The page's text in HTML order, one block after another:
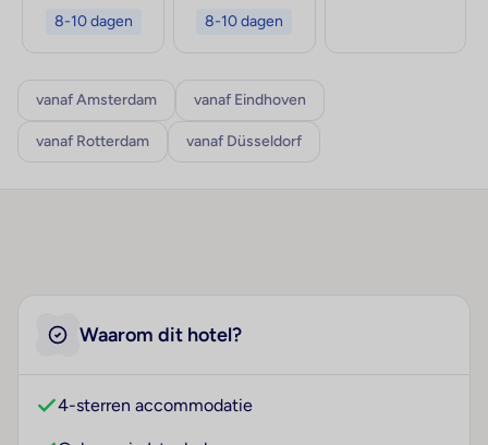
8-10 dagen 8-10 dagen
vanaf Amsterdam vanaf Eindhoven
vanaf Rotterdam vanaf Düsseldorf
Waarom dit hotel?
4-sterren accommodatie